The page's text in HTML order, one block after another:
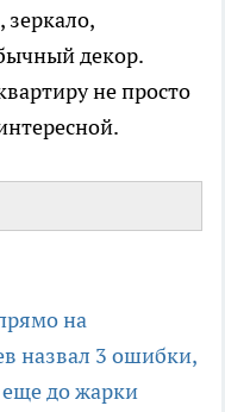
декор.
не просто
на
назвал 3 ошибки,
до жарки